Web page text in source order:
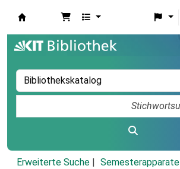
Erweiterte Suche Semesterapparate